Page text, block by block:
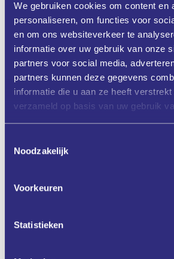
We gebruiken cookies om content en
personaliseren, om functies voor
en om ons websiteverkeer te
informatie over uw gebruik van onze
partners voor social media,
partners kunnen deze gegevens
informatie die u aan ze heeft
verzameld op basis van uw gebruik
Noodzakelijk
Voorkeuren
Statistieken
Praktische toepassingen
Voorbeelden van bedrijven die AI
kritische succesfactoren.
AI Design Sprint™ – interactieve
Hands-on ervaring met AI-toepassingen,
identificatie van strategische kansen.
Van kansen naar actie
Opstellen van een eerste routekaart:
haalbaar in de komende 90 dagen?
Afsluiting en Netwerken
Praktische informatie
Taal:Nederlands (geen technische
opdracht van FME en Klikopmorgen. FME-
die zich via Klikopmorgen aanmelden